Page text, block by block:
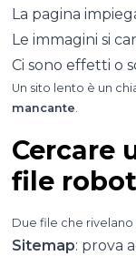
La pagina
Le immagini si
Ci sono effetti o
Un sito lento è un
mancante.
Cercare
file
Due file che
Sitemap: prova